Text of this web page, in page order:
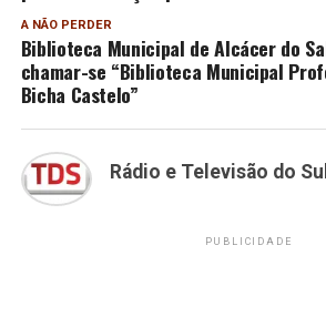
A NÃO PERDER
Biblioteca Municipal de Alcácer do
chamar-se “Biblioteca Municipal
Bicha Castelo”
Rádio e Televisão do
PUBLICIDADE